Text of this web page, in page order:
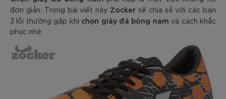
đơn giản. Trong bài viết này Zocker sẽ chia sẻ với các bạn
3 lỗi thường gặp khi chọn giày đá bóng namvà cách khắc
phục nhé.